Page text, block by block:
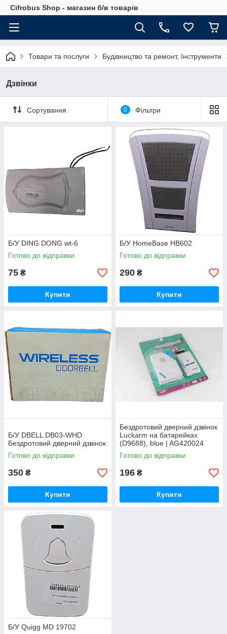
Cifrobus Shop - магазин б/в товарів
Товари та послуги Будівництво та ремонт, Інструменти
Дзвінки
Сортування 0 Фільтри
Б/У DING DONG wt-6
Готово до відправки
75 ₴
Купити
Б/У HomeBase HB602
Готово до відправки
290 ₴
Купити
Б/У DBELL DB03-WHD
Бездротовий дверний дзвінок
Готово до відправки
350 ₴
Купити
Бездротовий дверний дзвінок
Luckarm на батарейках
(D9688), blue | AG420024
Готово до відправки
196 ₴
Купити
Б/У Quigg MD 19702